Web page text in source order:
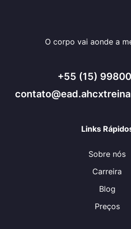
O corpo vai aonde a
+55 (15)
Links
Sobre nós
Carreira
Blog
Preços